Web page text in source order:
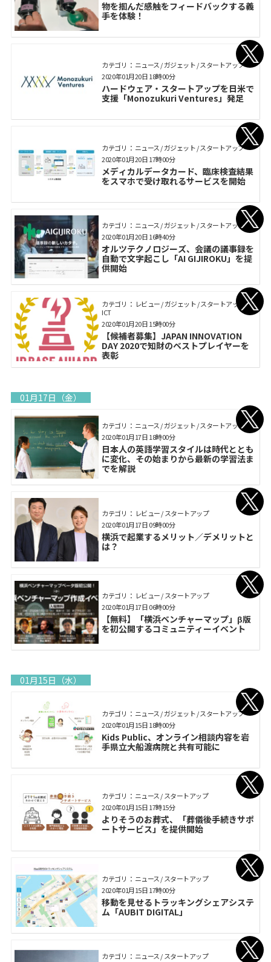
物を掴んだ感触をフィードバックする義
手を体験！
カテゴリ： ニュース / ガジェット / スタートアップ
ハードウェア・スタートアップを日米で
支援「Monozukuri Ventures」発足
2020年01月20日 18時00分
カテゴリ： ニュース / ガジェット / スタートアップ
メディカルデータカード、臨床検査結果
をスマホで受け取れるサービスを開始
2020年01月20日 17時00分
カテゴリ： ニュース / ガジェット / スタートアップ
オルツテクノロジーズ、会議の議事録を
自動で文字起こし「AI GIJIROKU」を提
供開始
2020年01月20日 16時40分
カテゴリ： レビュー / ガジェット / スタートアップ /
ICT
【候補者募集】JAPAN INNOVATION
DAY 2020で知財のベストプレイヤーを
表彰
2020年01月20日 15時00分
01月17日（金）
カテゴリ： ニュース / ガジェット / スタートアップ
日本人の英語学習スタイルは時代ととも
に変化、その始まりから最新の学習法ま
でを解説
2020年01月17日 18時00分
カテゴリ： レビュー / スタートアップ
横浜で起業するメリット／デメリットと
は？
2020年01月17日 09時00分
カテゴリ： レビュー / スタートアップ
【無料】「横浜ベンチャーマップ」β版
を初公開するコミュニティーイベント
2020年01月17日 06時00分
01月15日（水）
カテゴリ： ニュース / ガジェット / スタートアップ
Kids Public、オンライン相談内容を岩
手県立大船渡病院と共有可能に
2020年01月15日 18時00分
カテゴリ： ニュース / スタートアップ
よりそうのお葬式、「葬儀後手続きサポ
ートサービス」を提供開始
2020年01月15日 17時15分
カテゴリ： ニュース / スタートアップ
移動を見せるトラッキングシェアシステ
ム「AUBIT DIGITAL」
2020年01月15日 17時00分
カテゴリ： ニュース / スタートアップ